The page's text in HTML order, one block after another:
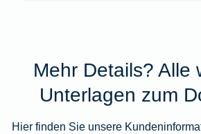
Mehr Details? Alle
Unterlagen zum
Hier finden Sie unsere